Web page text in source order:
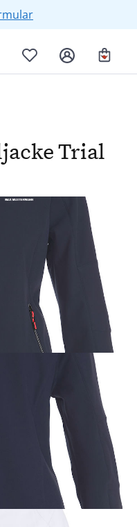
Trial